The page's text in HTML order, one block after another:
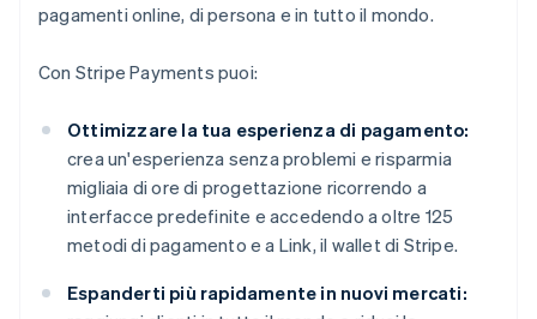
pagamenti online, di persona e in tutto il mondo.
Con Stripe Payments puoi:
Ottimizzare la tua esperienza di pagamento:
crea un'esperienza senza problemi e risparmia
migliaia di ore di progettazione ricorrendo a
interfacce predefinite e accedendo a oltre 125
metodi di pagamento e a Link, il wallet di Stripe.
Espanderti più rapidamente in nuovi mercati: